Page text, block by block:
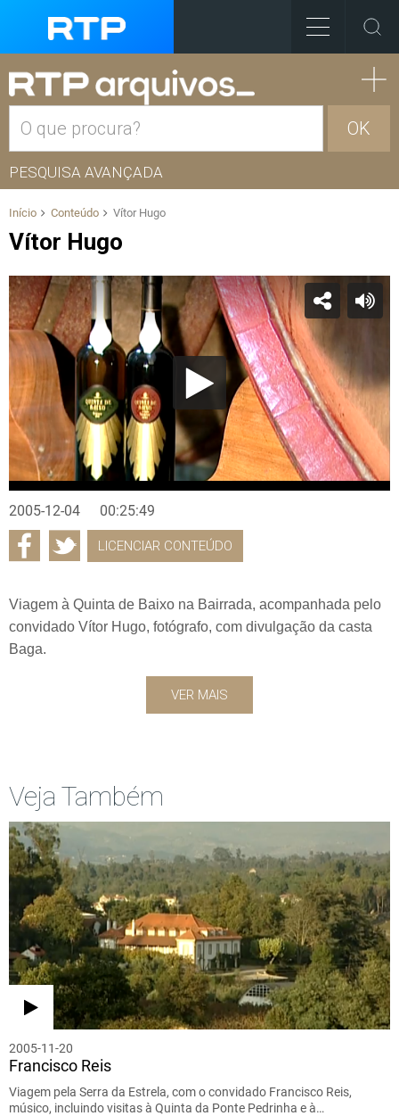
OK
PESQUISA AVANÇADA
Início Conteúdo Vítor Hugo
Vítor Hugo
2005-12-04 00:25:49
LICENCIAR CONTEÚDO
Viagem à Quinta de Baixo na Bairrada, acompanhada pelo
convidado Vítor Hugo, fotógrafo, com divulgação da casta
Baga.
VER MAIS
Veja Também
2005-11-20
Francisco Reis
Viagem pela Serra da Estrela, com o convidado Francisco Reis,
músico, incluindo visitas à Quinta da Ponte Pedrinha e à…